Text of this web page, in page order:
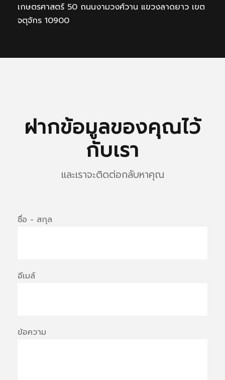
เกษตรศาสตร์ 50 ถนนงามวงศ์วาน แขวงลาดยาว เขต
จตุจักร 10900
ฝากข้อมูลของคุณไว้
กับเรา
และเราจะติดต่อกลับหาคุณ
ชื่อ - สกุล
อีเมล์
ข้อความ